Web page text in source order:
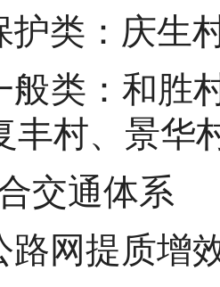
护类：庆生
般类：和胜
丰村、景华
交通体系
路网提质增